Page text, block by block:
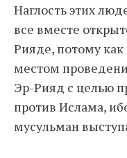
Наглость этих
все вместе
Рияде, потому
местом
Эр-Рияд с целью
против Ислама,
мусульман